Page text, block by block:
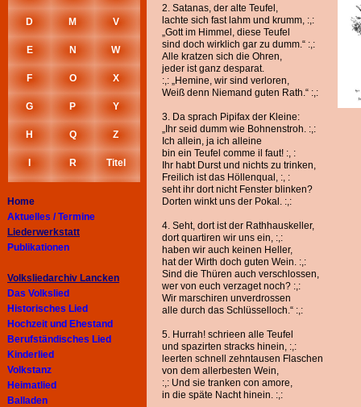
D M V
E N W
F O X
G P Y
H Q Z
R Titel
Home
Aktuelles / Termine
Liederwerkstatt
Publikationen
Volksliedarchiv Lancken
Das Volkslied
Historisches Lied
Hochzeit und Ehestand
Berufständisches Lied
Kinderlied
Volkstanz
Heimatlied
Balladen
2. Satanas, der alte Teufel,
lachte sich fast lahm und krumm, :,:
„Gott im Himmel, diese Teufel
sind doch wirklich gar zu dumm.“ :,:
Alle kratzen sich die Ohren,
jeder ist ganz desparat.
:,: „Hemine, wir sind verloren,
Weiß denn Niemand guten Rath.“ :,:
3. Da sprach Pipifax der Kleine:
„Ihr seid dumm wie Bohnenstroh. :,:
Ich allein, ja ich alleine
bin ein Teufel comme il faut! :, :
Ihr habt Durst und nichts zu trinken,
Freilich ist das Höllenqual, :, :
seht ihr dort nicht Fenster blinken?
Dorten winkt uns der Pokal. :,:
4. Seht, dort ist der Rathhauskeller,
dort quartiren wir uns ein, :,:
haben wir auch keinen Heller,
hat der Wirth doch guten Wein. :,:
Sind die Thüren auch verschlossen,
wer von euch verzaget noch? :,:
Wir marschiren unverdrossen
alle durch das Schlüsselloch.“ :,:
5. Hurrah! schrieen alle Teufel
und spazirten stracks hinein, :,:
leerten schnell zehntausen Flaschen
von dem allerbesten Wein,
:,: Und sie tranken con amore,
in die späte Nacht hinein. :,: